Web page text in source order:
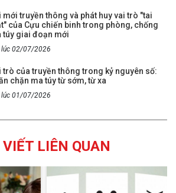
mới truyền thông và phát huy vai trò "tai
của Cựu chiến binh trong phòng, chống
túy giai đoạn mới
lúc 02/07/2026
trò của truyền thông trong kỷ nguyên số:
chặn ma túy từ sớm, từ xa
lúc 01/07/2026
VIẾT LIÊN QUAN